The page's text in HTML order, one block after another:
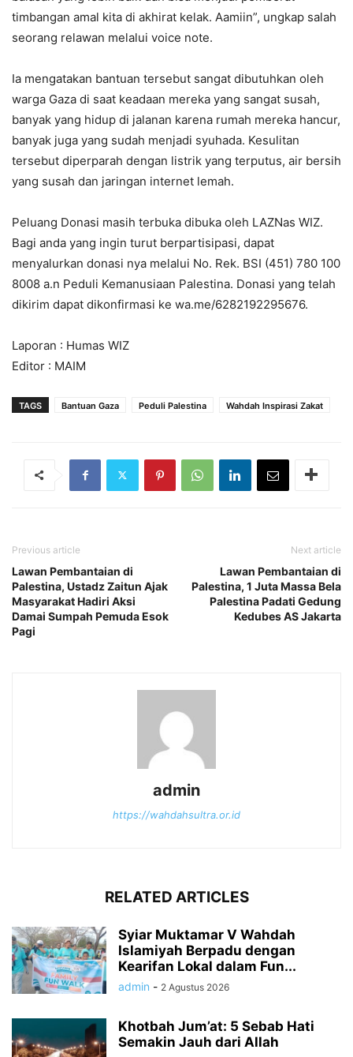
timbangan amal kita di akhirat kelak. Aamiin”, ungkap salah
seorang relawan melalui voice note.
Ia mengatakan bantuan tersebut sangat dibutuhkan oleh
warga Gaza di saat keadaan mereka yang sangat susah,
banyak yang hidup di jalanan karena rumah mereka hancur,
banyak juga yang sudah menjadi syuhada. Kesulitan
tersebut diperparah dengan listrik yang terputus, air bersih
yang susah dan jaringan internet lemah.
Peluang Donasi masih terbuka dibuka oleh LAZNas WIZ.
Bagi anda yang ingin turut berpartisipasi, dapat
menyalurkan donasi nya melalui No. Rek. BSI (451) 780 100
8008 a.n Peduli Kemanusiaan Palestina. Donasi yang telah
dikirim dapat dikonfirmasi ke wa.me/6282192295676.
Laporan : Humas WIZ
Editor : MAIM
TAGS Bantuan Gaza Peduli Palestina Wahdah Inspirasi Zakat
Previous article
Lawan Pembantaian di
Palestina, Ustadz Zaitun Ajak
Masyarakat Hadiri Aksi
Damai Sumpah Pemuda Esok
Pagi
Next article
Lawan Pembantaian di
Palestina, 1 Juta Massa Bela
Palestina Padati Gedung
Kedubes AS Jakarta
admin
https://wahdahsultra.or.id
RELATED ARTICLES
Syiar Muktamar V Wahdah
Islamiyah Berpadu dengan
Kearifan Lokal dalam Fun...
admin - 2 Agustus 2026
Khotbah Jum’at: 5 Sebab Hati
Semakin Jauh dari Allah